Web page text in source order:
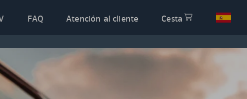
FAQ Atención al cliente Cesta